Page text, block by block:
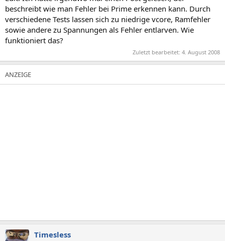
beschreibt wie man Fehler bei Prime erkennen kann. Durch
verschiedene Tests lassen sich zu niedrige vcore, Ramfehler
sowie andere zu Spannungen als Fehler entlarven. Wie
funktioniert das?
Zuletzt bearbeitet: 4. August 2008
Timesless